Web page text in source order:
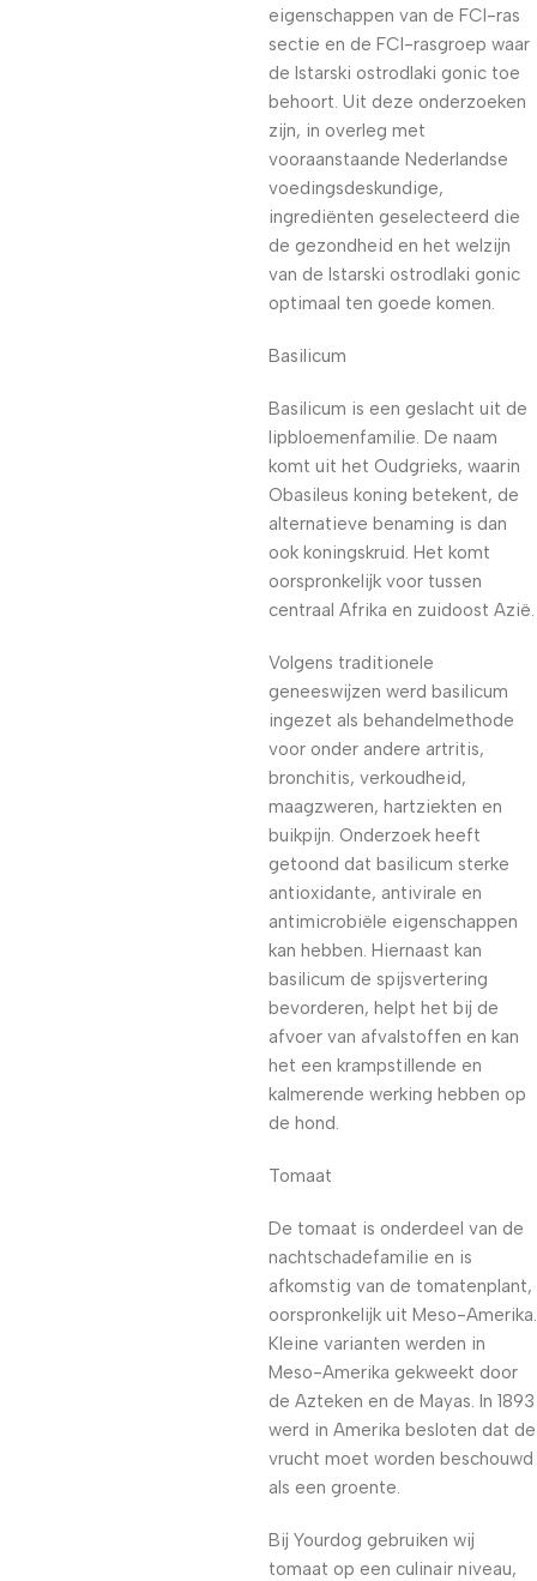
eigenschappen van de FCI-ras
sectie en de FCI-rasgroep waar
de Istarski ostrodlaki gonic toe
behoort. Uit deze onderzoeken
zijn, in overleg met
vooraanstaande Nederlandse
voedingsdeskundige,
ingrediënten geselecteerd die
de gezondheid en het welzijn
van de Istarski ostrodlaki gonic
optimaal ten goede komen.
Basilicum
Basilicum is een geslacht uit de
lipbloemenfamilie. De naam
komt uit het Oudgrieks, waarin
Obasileus koning betekent, de
alternatieve benaming is dan
ook koningskruid. Het komt
oorspronkelijk voor tussen
centraal Afrika en zuidoost Azië.
Volgens traditionele
geneeswijzen werd basilicum
ingezet als behandelmethode
voor onder andere artritis,
bronchitis, verkoudheid,
maagzweren, hartziekten en
buikpijn. Onderzoek heeft
getoond dat basilicum sterke
antioxidante, antivirale en
antimicrobiële eigenschappen
kan hebben. Hiernaast kan
basilicum de spijsvertering
bevorderen, helpt het bij de
afvoer van afvalstoffen en kan
het een krampstillende en
kalmerende werking hebben op
de hond.
Tomaat
De tomaat is onderdeel van de
nachtschadefamilie en is
afkomstig van de tomatenplant,
oorspronkelijk uit Meso-Amerika.
Kleine varianten werden in
Meso-Amerika gekweekt door
de Azteken en de Mayas. In 1893
werd in Amerika besloten dat de
vrucht moet worden beschouwd
als een groente.
Bij Yourdog gebruiken wij
tomaat op een culinair niveau,